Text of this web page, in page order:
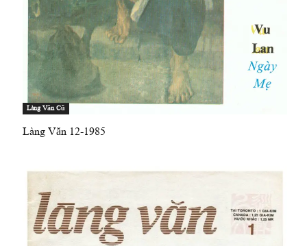
Làng Văn Cũ
Làng Văn 12-1985